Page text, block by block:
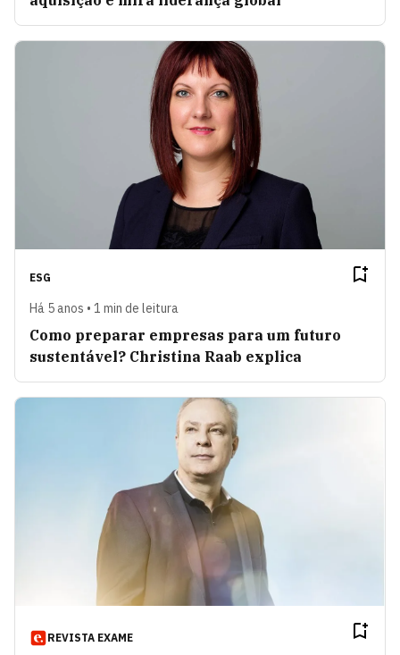
ESG
Há 5 anos • 1 min de leitura
Como preparar empresas para um futuro
sustentável? Christina Raab explica
REVISTA EXAME